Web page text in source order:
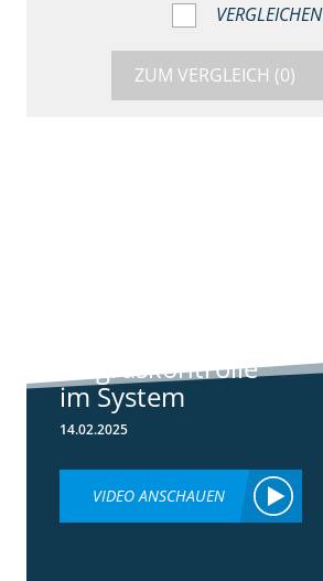
VERGLEICHEN
ZUM VERGLEICH (0)
Ungraskontrolle
im System
14.02.2025
VIDEO ANSCHAUEN